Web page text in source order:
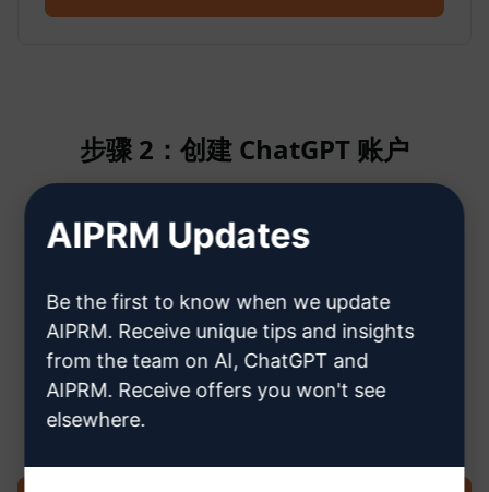
步骤 2：创建 ChatGPT 账户
单击此处了解如何创建 ChatGPT 帐
步骤 3：在您的 ChatGPT 中使用提示
AIPRM Updates
Be the first to know when we update
AIPRM. Receive unique tips and insights
from the team on AI, ChatGPT and
AIPRM. Receive offers you won't see
elsewhere.